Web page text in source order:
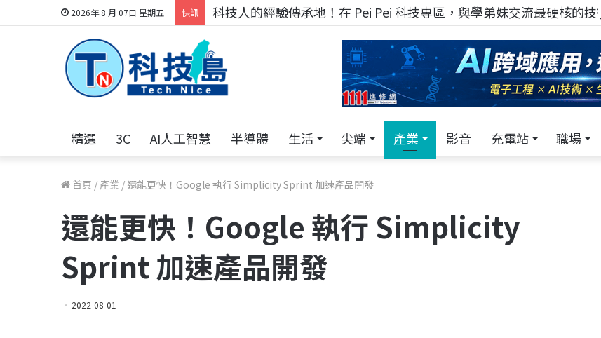
2026年 8 月 07日 星期五 快訊 科技人的經驗傳承地！在 Pei Pei 科技專區，與學弟妹交流最硬核的技術
精選 3C AI人工智慧 半導體 生活 尖端 產業 影音 充電站 職場
首頁 / 產業 / 還能更快！Google 執行 Simplicity Sprint 加速產品開發
還能更快！Google 執行 Simplicity
Sprint 加速產品開發
2022-08-01